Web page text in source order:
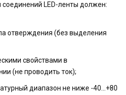
LED-ленты должен:
отверждения (без выделения
свойствами в
(не проводить ток);
диапазон не ниже -40…+80